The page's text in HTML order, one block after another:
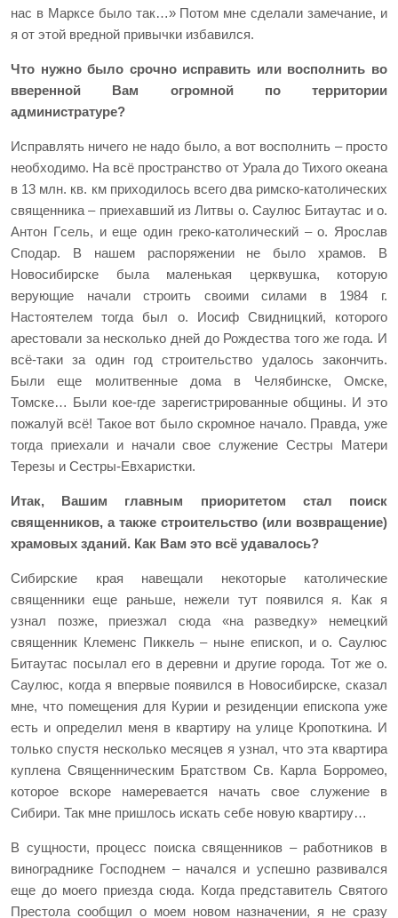
нас в Марксе было так…» Потом мне сделали замечание, и
я от этой вредной привычки избавился.
Что нужно было срочно исправить или восполнить во
вверенной Вам огромной по территории
администратуре?
Исправлять ничего не надо было, а вот восполнить – просто
необходимо. На всё пространство от Урала до Тихого океана
в 13 млн. кв. км приходилось всего два римско-католических
священника – приехавший из Литвы о. Саулюс Битаутас и о.
Антон Гсель, и еще один греко-католический – о. Ярослав
Сподар. В нашем распоряжении не было храмов. В
Новосибирске была маленькая церквушка, которую
верующие начали строить своими силами в 1984 г.
Настоятелем тогда был о. Иосиф Свидницкий, которого
арестовали за несколько дней до Рождества того же года. И
всё-таки за один год строительство удалось закончить.
Были еще молитвенные дома в Челябинске, Омске,
Томске… Были кое-где зарегистрированные общины. И это
пожалуй всё! Такое вот было скромное начало. Правда, уже
тогда приехали и начали свое служение Сестры Матери
Терезы и Сестры-Евхаристки.
Итак, Вашим главным приоритетом стал поиск
священников, а также строительство (или возвращение)
храмовых зданий. Как Вам это всё удавалось?
Сибирские края навещали некоторые католические
священники еще раньше, нежели тут появился я. Как я
узнал позже, приезжал сюда «на разведку» немецкий
священник Клеменс Пиккель – ныне епископ, и о. Саулюс
Битаутас посылал его в деревни и другие города. Тот же о.
Саулюс, когда я впервые появился в Новосибирске, сказал
мне, что помещения для Курии и резиденции епископа уже
есть и определил меня в квартиру на улице Кропоткина. И
только спустя несколько месяцев я узнал, что эта квартира
куплена Священническим Братством Св. Карла Борромео,
которое вскоре намеревается начать свое служение в
Сибири. Так мне пришлось искать себе новую квартиру…
В сущности, процесс поиска священников – работников в
винограднике Господнем – начался и успешно развивался
еще до моего приезда сюда. Когда представитель Святого
Престола сообщил о моем новом назначении, я не сразу